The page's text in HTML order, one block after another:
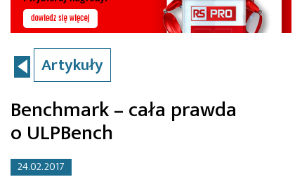
Artykuły
Benchmark – cała prawda
o ULPBench
24.02.2017